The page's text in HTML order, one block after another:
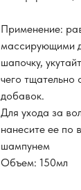
Применение:
массирующими
шапочку,
чего
добавок.
Для ухода за
нанесите ее по
шампунем
Объем: 150мл